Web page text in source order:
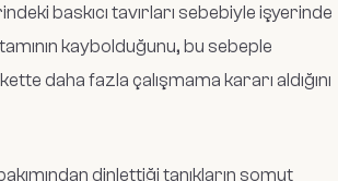
baskıcı tavırları sebebiyle işyerinde
kaybolduğunu, bu sebeple
daha fazla çalışmama kararı aldığını
dinlettiği tanıkların somut